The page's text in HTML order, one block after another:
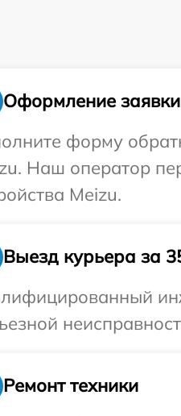
Оформление заявки
форму
Наш оператор
Meizu.
Выезд курьера за
Ремонт техники